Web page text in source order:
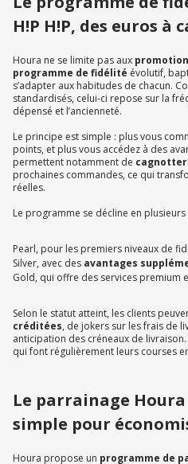
H!P H!P, des euros à
Houra ne se limite pas aux
programme de fidélité évolutif,
s’adapter aux habitudes de chacun.
standardisés, celui-ci repose sur la
dépensé et l’ancienneté.
Le principe est simple : plus vous
points, et plus vous accédez à des
permettent notamment de cagnotter
prochaines commandes, ce qui
réelles.
Le programme se décline en plusieurs
Pearl, pour les premiers niveaux de
Silver, avec des avantages
Gold, qui offre des services premium
Selon le statut atteint, les clients
créditées, de jokers sur les frais de
anticipation des créneaux de
qui font régulièrement leurs courses
Le parrainage
simple pour
Houra propose un programme de